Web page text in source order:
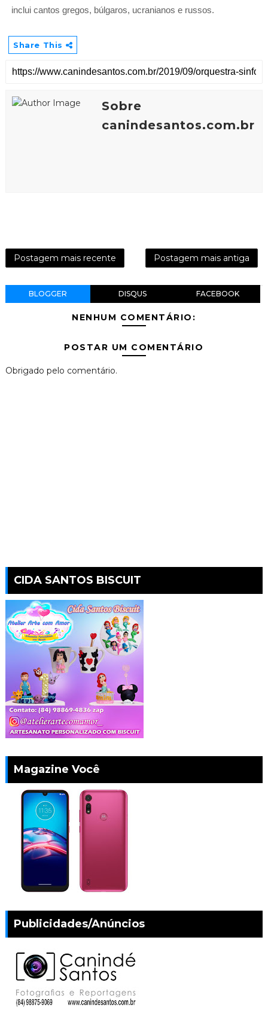
inclui cantos gregos, búlgaros, ucranianos e russos.
Share This
Sobre
canindesantos.com.br
Postagem mais recente Postagem mais antiga
BLOGGER DISQUS FACEBOOK
NENHUM COMENTÁRIO:
POSTAR UM COMENTÁRIO
Obrigado pelo comentário.
CIDA SANTOS BISCUIT
Magazine Você
Publicidades/Anúncios